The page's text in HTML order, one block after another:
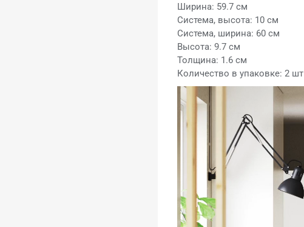
Ширина: 59.7 см
Система, высота: 10 см
Система, ширина: 60 см
Высота: 9.7 см
Толщина: 1.6 см
Количество в упаковке: 2 шт